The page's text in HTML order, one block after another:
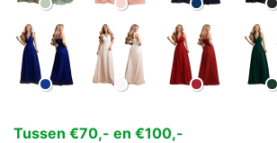
Tussen €70,- en €100,-